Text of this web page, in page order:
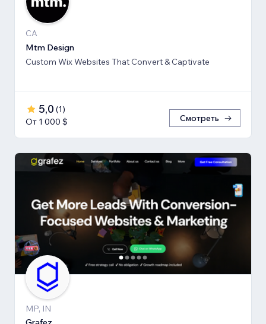
CA
Mtm Design
Custom Wix Websites That Convert & Captivate
5,0 (1)
От 1 000 $
Смотреть
MP, IN